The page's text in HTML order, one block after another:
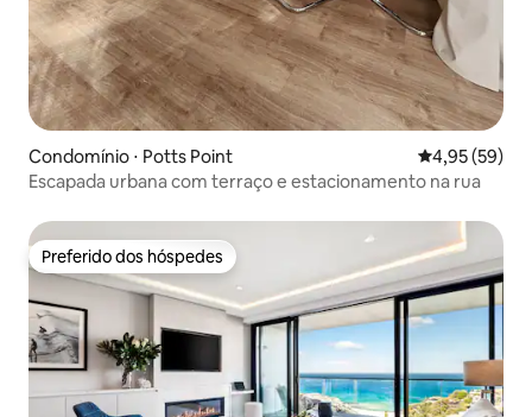
Condomínio ⋅ Potts Point 4,95 de uma
4,95 (59)
Escapada urbana com terraço e estacionamento na rua
Preferido dos hóspedes
Preferido dos hóspedes